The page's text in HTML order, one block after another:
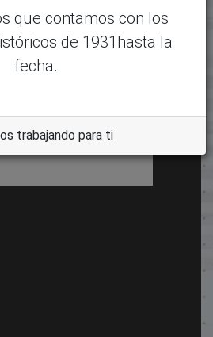
que contamos con los
de 1931hasta la
fecha.
trabajando para ti